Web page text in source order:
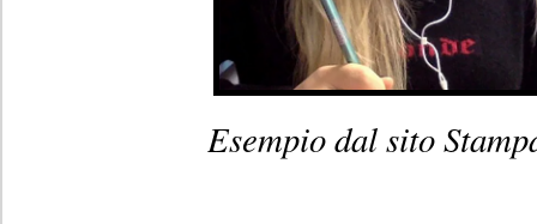
Esempio dal sito